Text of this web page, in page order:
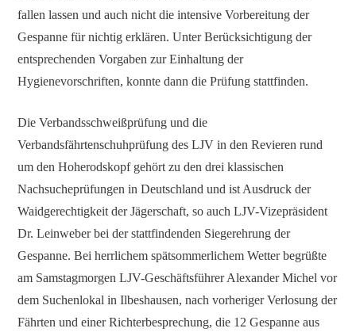
fallen lassen und auch nicht die intensive Vorbereitung der
Gespanne für nichtig erklären. Unter Berücksichtigung der
entsprechenden Vorgaben zur Einhaltung der
Hygienevorschriften, konnte dann die Prüfung stattfinden.
Die Verbandsschweißprüfung und die
Verbandsfährtenschuhprüfung des LJV in den Revieren rund
um den Hoherodskopf gehört zu den drei klassischen
Nachsucheprüfungen in Deutschland und ist Ausdruck der
Waidgerechtigkeit der Jägerschaft, so auch LJV-Vizepräsident
Dr. Leinweber bei der stattfindenden Siegerehrung der
Gespanne. Bei herrlichem spätsommerlichem Wetter begrüßte
am Samstagmorgen LJV-Geschäftsführer Alexander Michel vor
dem Suchenlokal in Ilbeshausen, nach vorheriger Verlosung der
Fährten und einer Richterbesprechung, die 12 Gespanne aus